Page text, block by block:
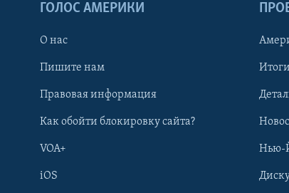
ГОЛОС АМЕРИКИ
О нас
Пишите нам
Правовая информация
Как обойти блокировку сайта?
VOA+
iOS
Итоги
Нью-